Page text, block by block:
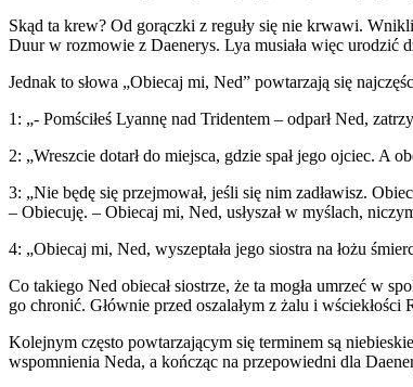
Skąd ta krew? Od gorączki z reguły się nie krwawi.
Duur w rozmowie z Daenerys. Lya musiała więc urodzić
Jednak to słowa „Obiecaj mi, Ned” powtarzają się
1: „- Pomściłeś Lyannę nad Tridentem – odparł Ned,
2: „Wreszcie dotarł do miejsca, gdzie spał jego ojciec. A
3: „Nie będę się przejmował, jeśli się nim zadławisz.
– Obiecuję. – Obiecaj mi, Ned, usłyszał w myślach,
4: „Obiecaj mi, Ned, wyszeptała jego siostra na łożu
Co takiego Ned obiecał siostrze, że ta mogła umrzeć w
go chronić. Głównie przed oszalałym z żalu i
Kolejnym często powtarzającym się terminem są
wspomnienia Neda, a kończąc na przepowiedni dla